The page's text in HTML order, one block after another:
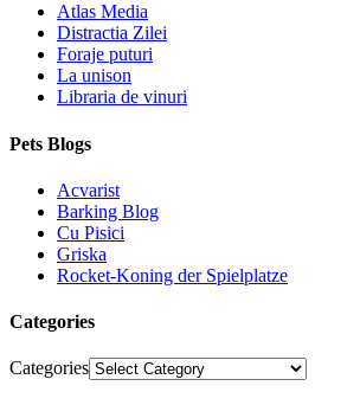
Atlas Media
Distractia Zilei
Foraje puturi
La unison
Libraria de vinuri
Pets Blogs
Acvarist
Barking Blog
Cu Pisici
Griska
Rocket-Koning der Spielplatze
Categories
Categories